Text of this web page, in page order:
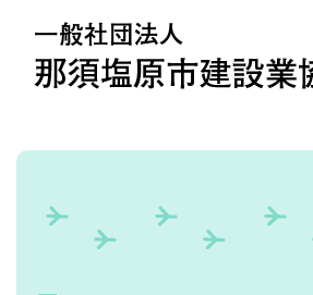
content